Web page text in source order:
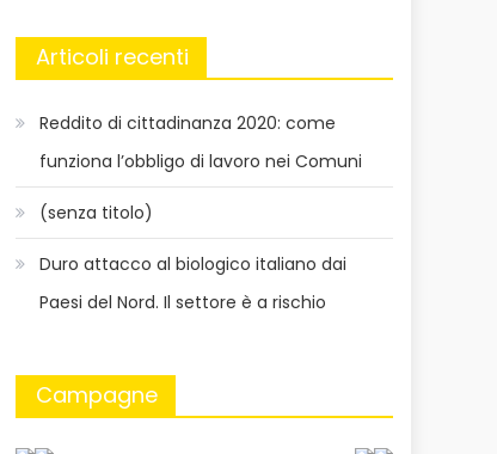
Articoli recenti
Reddito di cittadinanza 2020: come
funziona l’obbligo di lavoro nei Comuni
(senza titolo)
Duro attacco al biologico italiano dai
Paesi del Nord. Il settore è a rischio
Campagne